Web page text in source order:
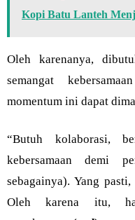
Kopi Batu Lanteh
Oleh karenanya,
semangat
momentum ini dapat
“Butuh kolaborasi,
kebersamaan demi
sebagainya). Yang
Oleh karena itu,